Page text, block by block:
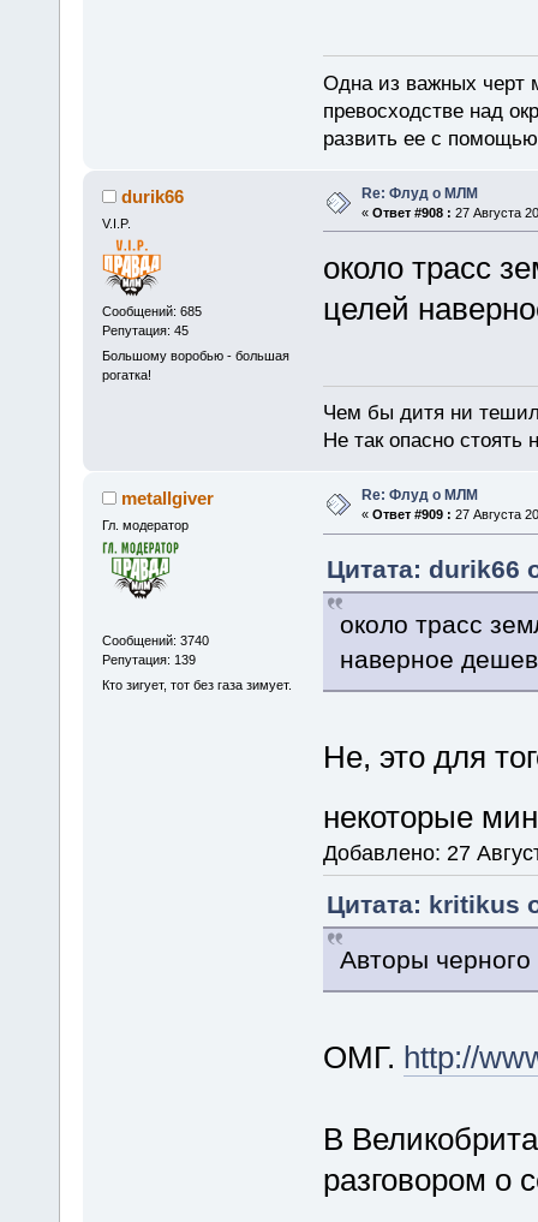
Одна из важных черт
превосходстве над
развить ее с
durik66
V.I.P.
Сообщений: 685
Репутация: 45
Большому воробью - большая
рогатка!
Re: Флуд о МЛМ
« Ответ #908 : 27 Августа
около трасс
целей
Чем бы дитя ни
Не так опасно стоять
metallgiver
Гл. модератор
Сообщений: 3740
Репутация: 139
Кто зигует, тот без газа зимует.
Re: Флуд о МЛМ
« Ответ #909 : 27 Августа
Цитата: durik66
около трасс
наверное
Не, это для
некоторые
Добавлено: 27
Цитата: kritikus
Авторы
ОМГ. http://
В
разговором о